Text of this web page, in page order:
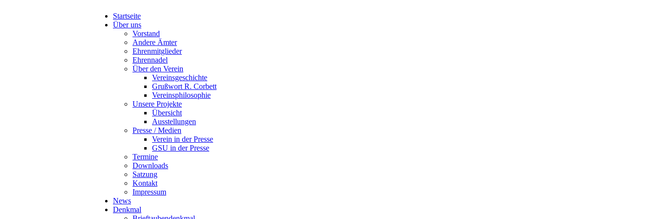
Startseite
Über uns
Vorstand
Andere Ämter
Ehrenmitglieder
Ehrennadel
Über den Verein
Vereinsgeschichte
Grußwort R. Corbett
Vereinsphilosophie
Unsere Projekte
Übersicht
Ausstellungen
Presse / Medien
Verein in der Presse
GSU in der Presse
Termine
Downloads
Satzung
Kontakt
Impressum
News
Denkmal